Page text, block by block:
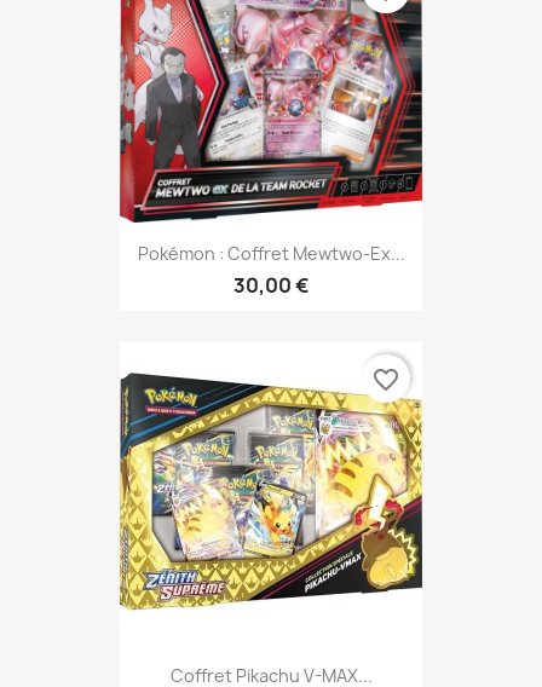
Pokémon : Coffret Mewtwo-Ex...
30,00 €
Coffret Pikachu V-MAX...
favorite_border